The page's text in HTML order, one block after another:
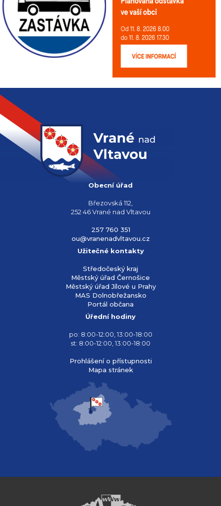
Obecní úřad
Březovská 112,
252 46 Vrané nad Vltavou
257 760 351
ou@vranenadvltavou.cz
Užitečné kontakty
Středočeský kraj
Městský úřad Černošice
Městský úřad Jílové u Prahy
MAS Dolnobřežansko
Portál občana
Úřední hodiny
po: 8:00-12:00, 13:00-18:00
st: 8:00-12:00, 13:00-18:00
Prohlášení o přístupnosti
Mapa stránek